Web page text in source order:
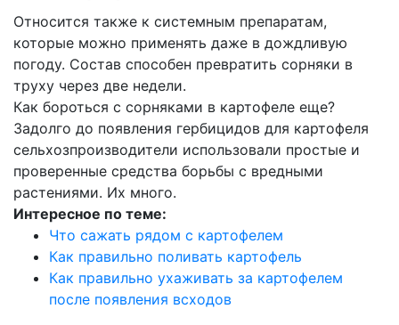
Относится также к системным препаратам,
которые можно применять даже в дождливую
погоду. Состав способен превратить сорняки в
труху через две недели.
Как бороться с сорняками в картофеле еще?
Задолго до появления гербицидов для картофеля
сельхозпроизводители использовали простые и
проверенные средства борьбы с вредными
растениями. Их много.
Интересное по теме:
Что сажать рядом с картофелем
Как правильно поливать картофель
Как правильно ухаживать за картофелем
после появления всходов